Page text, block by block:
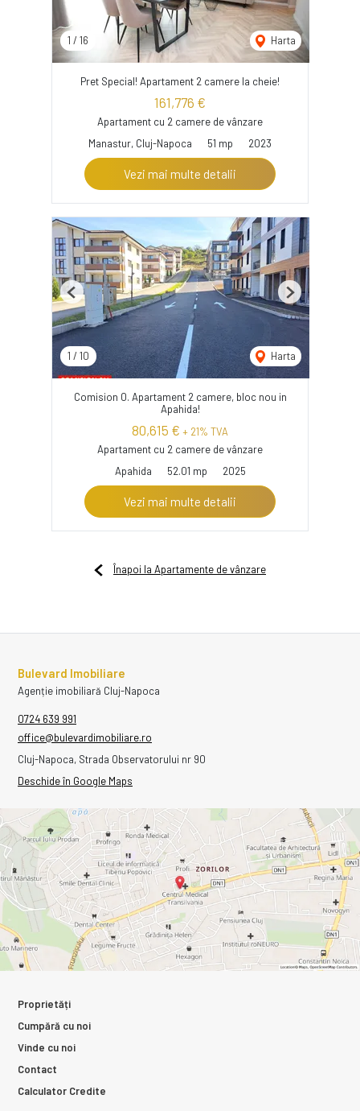
1 / 16 Harta
Pret Special! Apartament 2 camere la cheie!
161,776 €
Apartament cu 2 camere de vânzare
Manastur, Cluj-Napoca
51 mp 2023
Vezi mai multe detalii
1 / 10 Harta
Previous Next
Comision 0. Apartament 2 camere, bloc nou in
Apahida!
80,615 € + 21% TVA
Apartament cu 2 camere de vânzare
Apahida
52.01 mp 2025
Vezi mai multe detalii
Înapoi la Apartamente de vânzare
Bulevard Imobiliare
Agenție imobiliară Cluj-Napoca
0724 639 991
office@bulevardimobiliare.ro
Cluj-Napoca, Strada Observatorului nr 90
Deschide în Google Maps
Proprietăți
Cumpără cu noi
Vinde cu noi
Contact
Calculator Credite